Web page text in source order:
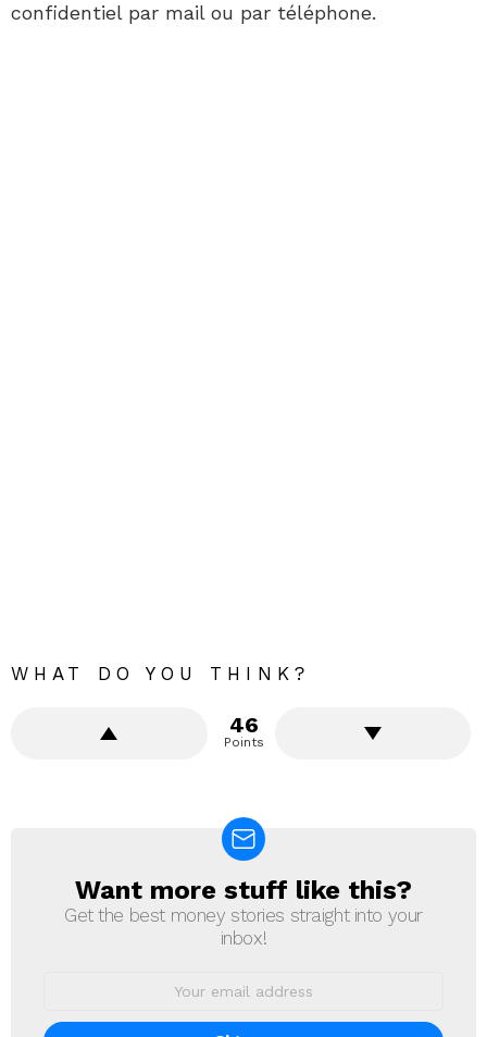
confidentiel par mail ou par téléphone.
WHAT DO YOU THINK?
46
Points
NEWSLETTER
Want more stuff like this?
Get the best money stories straight into your
inbox!